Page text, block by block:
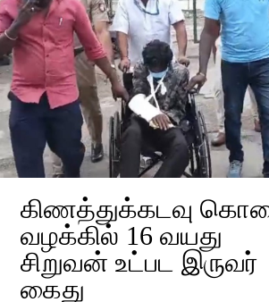
கிணத்துக்கடவு
வழக்கில் 16 வயது
சிறுவன் உட்பட இருவர்
கைது